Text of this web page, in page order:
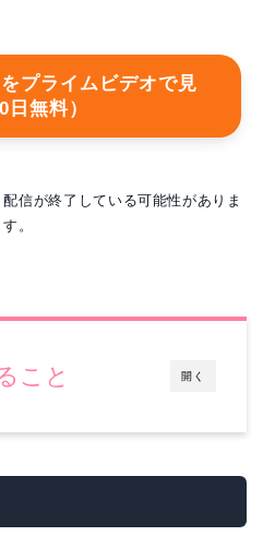
プライムビデオで見
日無料）
信が終了している可能性がありま
す。
開く
こと